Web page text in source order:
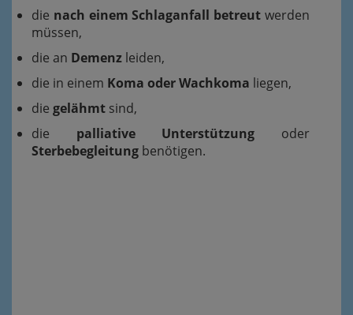
die nach einem Schlaganfall betreut werden
müssen,
die an Demenz leiden,
die in einem Koma oder Wachkoma liegen,
die gelähmt sind,
die palliative Unterstützung oder
Sterbebegleitung benötigen.